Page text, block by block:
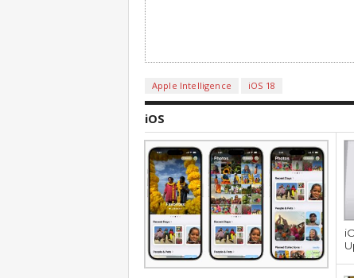
Apple Intelligence iOS 18
iOS